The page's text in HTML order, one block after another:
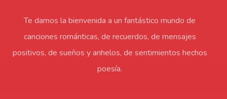
Te damos la bienvenida a un fantástico mundo de
canciones románticas, de recuerdos, de mensajes
positivos, de sueños y anhelos, de sentimientos hechos
poesía.